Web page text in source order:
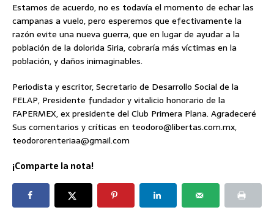
Estamos de acuerdo, no es todavía el momento de echar las
campanas a vuelo, pero esperemos que efectivamente la
razón evite una nueva guerra, que en lugar de ayudar a la
población de la dolorida Siria, cobraría más víctimas en la
población, y daños inimaginables.
Periodista y escritor, Secretario de Desarrollo Social de la
FELAP, Presidente fundador y vitalicio honorario de la
FAPERMEX, ex presidente del Club Primera Plana. Agradeceré
Sus comentarios y críticas en teodoro@libertas.com.mx,
teodororenteriaa@gmail.com
¡Comparte la nota!